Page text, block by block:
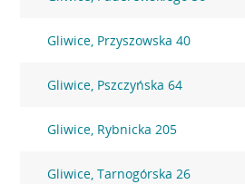
Gliwice, Przyszowska 40
Gliwice, Pszczyńska 64
Gliwice, Rybnicka 205
Gliwice, Tarnogórska 26